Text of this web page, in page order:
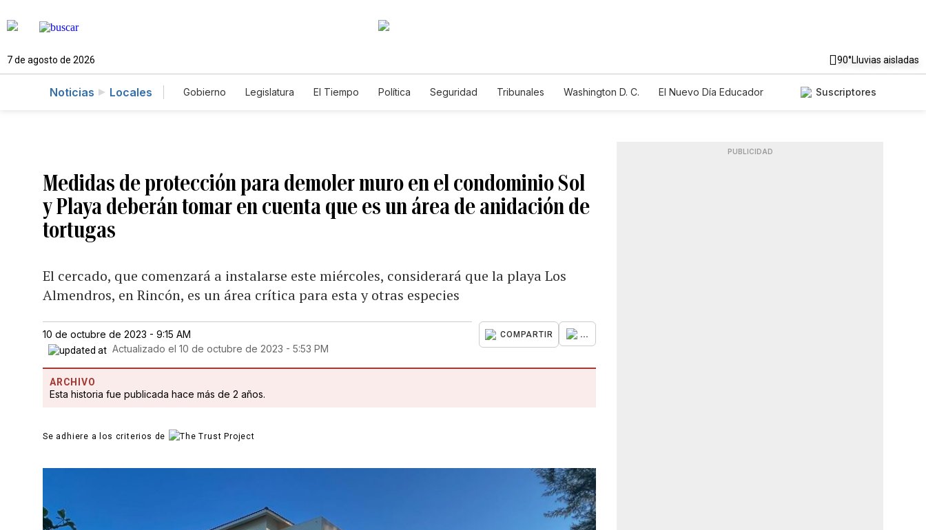
7 de agosto de 2026 90°Lluvias aisladas
Noticias Locales Gobierno Legislatura El Tiempo Política Seguridad Tribunales Washington D. C.
El Nuevo Día Educador
Suscriptores
Medidas de protección para demoler muro en el condominio Sol
y Playa deberán tomar en cuenta que es un área de anidación de
tortugas
El cercado, que comenzará a instalarse este miércoles, considerará que la playa Los
Almendros, en Rincón, es un área crítica para esta y otras especies
10 de octubre de 2023 - 9:15 AM
Actualizado el10 de octubre de 2023 - 5:53 PM
COMPARTIR ...
ARCHIVO
Esta historia fue publicada hace más de 2 años.
Se adhiere a los criterios de
PUBLICIDAD